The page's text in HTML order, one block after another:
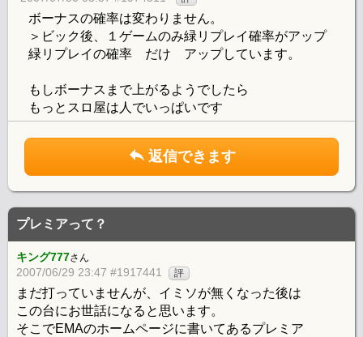
ボーナスの確率は変わりません。
＞ビック後、１ゲームのみ緑リプレイ確率がアップ
緑リプレイの確率 だけ アップしています。
もしボーナスまで上がるようでしたら
もっとスロ屋は人でいっぱいです
返信できます
プレミアって？
キング777さん
2007/06/29 23:47 #1917441 評
まだ打っていませんが、イミソが無くなった後は
この台にお世話になると思います。
そこでEMAのホームページに書いてあるプレミア